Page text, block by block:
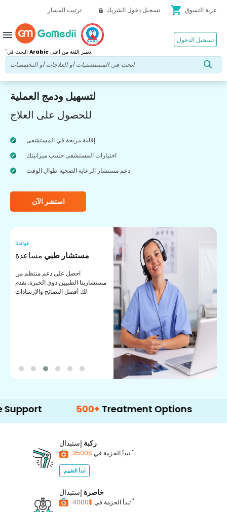
ترتيب المسار تسجيل دخول الشريك shopping_cart عربة التسوق
* Arabic تغيير اللغة من أعلى.
تسجيل الدخول menu
لتسهيل ودمج العملية
للحصول على العلاج
إقامة مريحة في المستشفى
اختيارات المستشفى حسب ميزانيتك
دعم مستشار الرعاية الصحية طوال الوقت
استشر الآن
فوائدنا
مستشار طبي مساعدة
احصل على دعم منتظم من
مستشارينا الطبيين ذوي الخبرة. نقدم
لك أفضل النصائح والإرشادات.
500+ Treatment Options
ركبة إستبدال
تبدأ الحزمة في *
ابدأ التقييم
خاصرة إستبدال
تبدأ الحزمة في *